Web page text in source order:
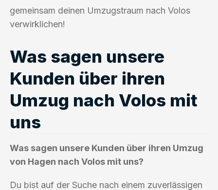
gemeinsam deinen Umzugstraum nach Volos
verwirklichen!
Was sagen unsere
Kunden über ihren
Umzug nach Volos mit
uns
Was sagen unsere Kunden über ihren Umzug
von Hagen nach Volos mit uns?
Du bist auf der Suche nach einem zuverlässigen